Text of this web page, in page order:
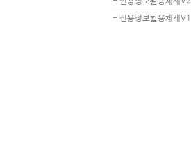
- 신용정보활용체제V1